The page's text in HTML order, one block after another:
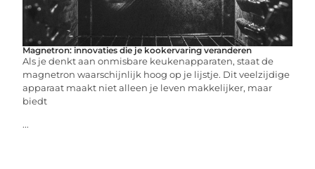
Magnetron: innovaties die je kookervaring veranderen
Als je denkt aan onmisbare keukenapparaten, staat de
magnetron waarschijnlijk hoog op je lijstje. Dit veelzijdige
apparaat maakt niet alleen je leven makkelijker, maar
biedt
...